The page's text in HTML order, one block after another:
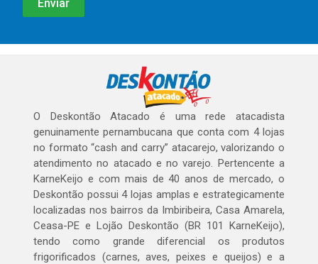
O Deskontão Atacado é uma rede atacadista
genuinamente pernambucana que conta com 4 lojas
no formato “cash and carry” atacarejo, valorizando o
atendimento no atacado e no varejo. Pertencente a
KarneKeijo e com mais de 40 anos de mercado, o
Deskontão possui 4 lojas amplas e estrategicamente
localizadas nos bairros da Imbiribeira, Casa Amarela,
Ceasa-PE e Lojão Deskontão (BR 101 KarneKeijo),
tendo como grande diferencial os produtos
frigorificados (carnes, aves, peixes e queijos) e a